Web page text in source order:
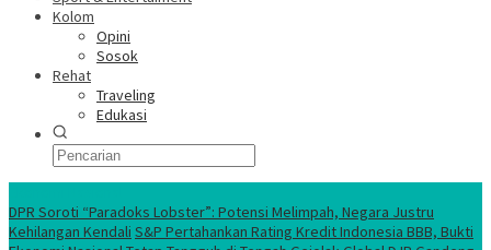
Kolom
Opini
Sosok
Rehat
Traveling
Edukasi
DPR Soroti “Paradoks Lobster”: Potensi Melimpah, Negara Justru
Kehilangan Kendali S&P Pertahankan Rating Kredit Indonesia BBB, Bukti